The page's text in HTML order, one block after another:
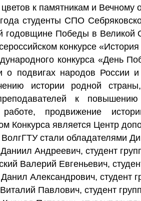
к памятникам и Вечному
студенты СПО
годовщине Победы в Великой
конкурсе
конкурса «День
о подвигах народов
истории родной
к
работе, продвижение
Конкурса является Центр
стали обладателями
Андреевич, студент
Валерий Евгеньевич,
Александрович, студент
Павлович, студент